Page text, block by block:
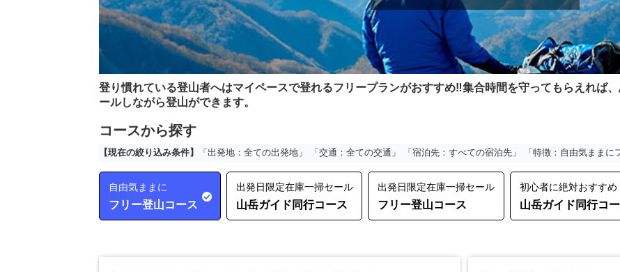
登り慣れている登山者へはマイペースで登れるフリープランがおすすめ‼集合時間を守ってもらえれば
ールしながら登山ができます。
コースから探す
【現在の絞り込み条件】 「出発地：全ての出発地」 「交通：全ての交通」 「宿泊先：すべての宿泊先」 「特徴：自由気ままに
自由気ままに
フリー登山コース
出発日限定在庫一掃セール
山岳ガイド同行コース
出発日限定在庫一掃セール
フリー登山コース
初心者に絶対おすすめ
山岳ガイド同行コ